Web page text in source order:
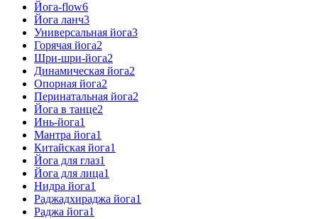
Йога-flow6
Йога ланч3
Универсальная йога3
Горячая йога2
Шри-шри-йога2
Динамическая йога2
Опорная йога2
Перинатальная йога2
Йога в танце2
Инь-йога1
Мантра йога1
Китайская йога1
Йога для глаз1
Йога для лица1
Нидра йога1
Раджадхираджа йога1
Раджа йога1